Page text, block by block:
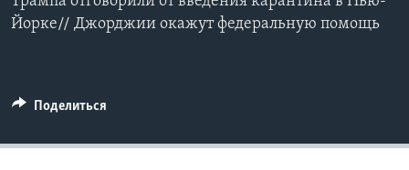
Йорке// Джорджии окажут федеральную помощь
Поделиться